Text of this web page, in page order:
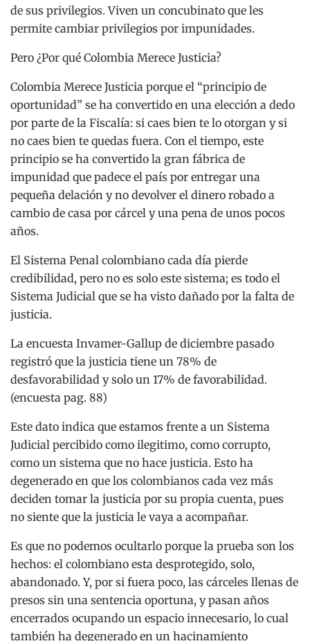
de sus privilegios. Viven un concubinato que les
permite cambiar privilegios por impunidades.
Pero ¿Por qué Colombia Merece Justicia?
Colombia Merece Justicia porque el “principio de
oportunidad” se ha convertido en una elección a dedo
por parte de la Fiscalía: si caes bien te lo otorgan y si
no caes bien te quedas fuera. Con el tiempo, este
principio se ha convertido la gran fábrica de
impunidad que padece el país por entregar una
pequeña delación y no devolver el dinero robado a
cambio de casa por cárcel y una pena de unos pocos
años.
El Sistema Penal colombiano cada día pierde
credibilidad, pero no es solo este sistema; es todo el
Sistema Judicial que se ha visto dañado por la falta de
justicia.
La encuesta Invamer-Gallup de diciembre pasado
registró que la justicia tiene un 78% de
desfavorabilidad y solo un 17% de favorabilidad.
(encuesta pag. 88)
Este dato indica que estamos frente a un Sistema
Judicial percibido como ilegitimo, como corrupto,
como un sistema que no hace justicia. Esto ha
degenerado en que los colombianos cada vez más
deciden tomar la justicia por su propia cuenta, pues
no siente que la justicia le vaya a acompañar.
Es que no podemos ocultarlo porque la prueba son los
hechos: el colombiano esta desprotegido, solo,
abandonado. Y, por si fuera poco, las cárceles llenas de
presos sin una sentencia oportuna, y pasan años
encerrados ocupando un espacio innecesario, lo cual
también ha degenerado en un hacinamiento